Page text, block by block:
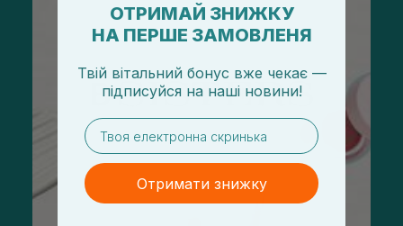
ОТРИМАЙ ЗНИЖКУ
НА ПЕРШЕ ЗАМОВЛЕНЯ
Твій вітальний бонус вже чекає —
підписуйся на наші новини!
email
Отримати знижку